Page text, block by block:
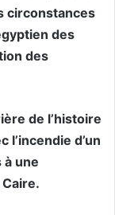
circonstances
des
des
de l’histoire
l’incendie d’un
une